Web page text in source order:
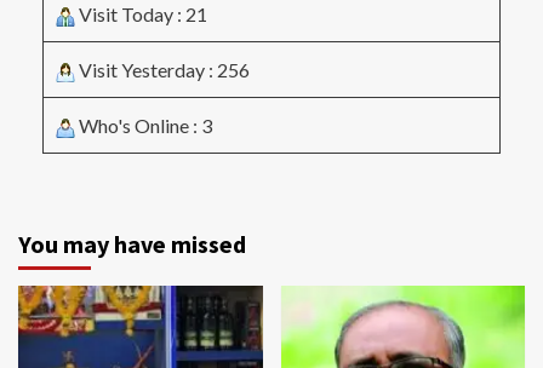
Visit Today : 21
Visit Yesterday : 256
Who's Online : 3
You may have missed